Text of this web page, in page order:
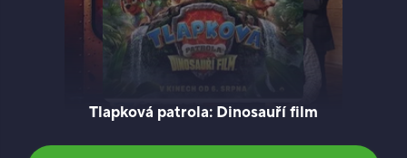
Tlapková patrola: Dinosauří film